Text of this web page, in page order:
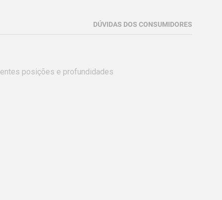
DÚVIDAS DOS CONSUMIDORES
posições e profundidades